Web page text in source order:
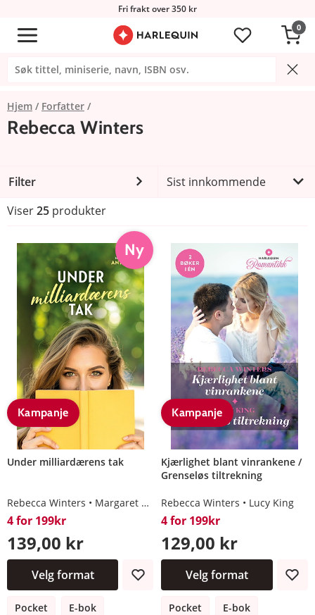
Fri frakt over 350 kr
0
Hjem Forfatter
Rebecca Winters
Filter
Sist innkommende
Viser25 produkter
Ny
Kampanje
Under milliardærens tak
Rebecca Winters Margaret Way Rachel Bailey Joss Wood
4 for 199kr
139,00 kr
Velg format
Pocket E-bok
Kampanje
Kjærlighet blant vinrankene /
Grenseløs tiltrekning
Rebecca Winters Lucy King
4 for 199kr
129,00 kr
Velg format
Pocket E-bok